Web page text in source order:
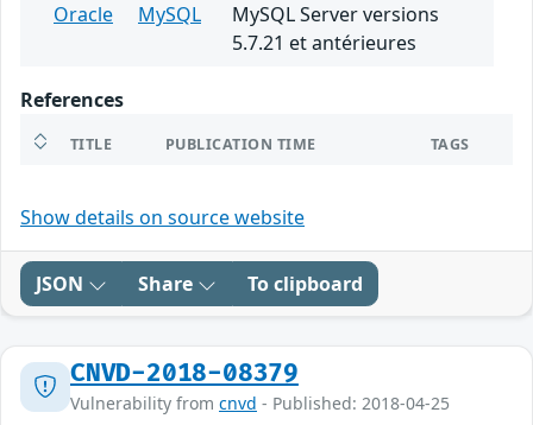
Oracle
MySQL
MySQL Server versions
5.7.21 et antérieures
References
TITLE PUBLICATION TIME TAGS
Show details on source website
JSON Share To clipboard
CNVD-2018-08379
Vulnerability from cnvd - Published: 2018-04-25